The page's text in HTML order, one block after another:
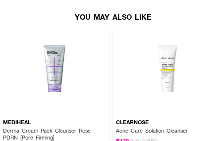
YOU MAY ALSO LIKE
MEDIHEAL
Derma Cream Pack Cleanser Rose
PDRN [Pore Firming]
CLEARNOSE
Acne Care Solution Cleanser